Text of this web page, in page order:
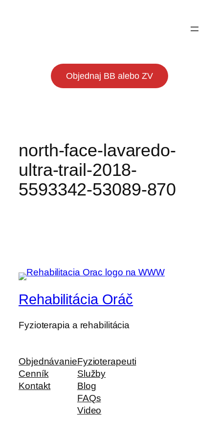
Objednaj BB alebo ZV
north-face-lavaredo-
ultra-trail-2018-
5593342-53089-870
Rehabilitácia Oráč
Fyzioterapia a rehabilitácia
Objednávanie
Cenník
Kontakt
Fyzioterapeuti
Služby
Blog
FAQs
Video